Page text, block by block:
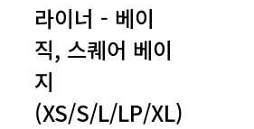
라이너 - 베이
직, 스퀘어 베이
지
(XS/S/L/LP/XL)